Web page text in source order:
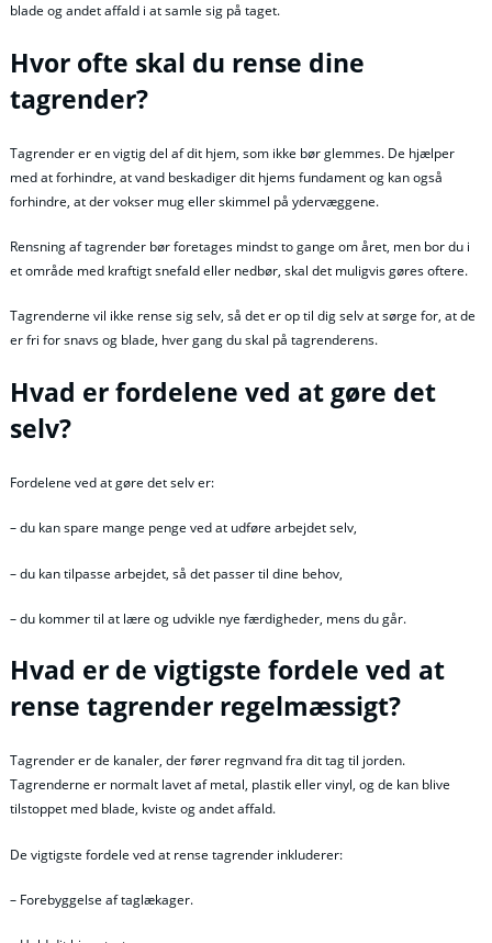
blade og andet affald i at samle sig på taget.
Hvor ofte skal du rense dine
tagrender?
Tagrender er en vigtig del af dit hjem, som ikke bør glemmes. De hjælper
med at forhindre, at vand beskadiger dit hjems fundament og kan også
forhindre, at der vokser mug eller skimmel på ydervæggene.
Rensning af tagrender bør foretages mindst to gange om året, men bor du i
et område med kraftigt snefald eller nedbør, skal det muligvis gøres oftere.
Tagrenderne vil ikke rense sig selv, så det er op til dig selv at sørge for, at de
er fri for snavs og blade, hver gang du skal på tagrenderens.
Hvad er fordelene ved at gøre det
selv?
Fordelene ved at gøre det selv er:
– du kan spare mange penge ved at udføre arbejdet selv,
– du kan tilpasse arbejdet, så det passer til dine behov,
– du kommer til at lære og udvikle nye færdigheder, mens du går.
Hvad er de vigtigste fordele ved at
rense tagrender regelmæssigt?
Tagrender er de kanaler, der fører regnvand fra dit tag til jorden.
Tagrenderne er normalt lavet af metal, plastik eller vinyl, og de kan blive
tilstoppet med blade, kviste og andet affald.
De vigtigste fordele ved at rense tagrender inkluderer:
– Forebyggelse af taglækager.